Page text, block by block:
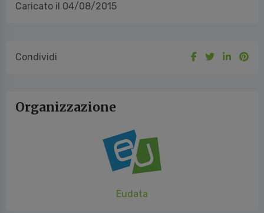
Caricato il 04/08/2015
Condividi
Organizzazione
Eudata